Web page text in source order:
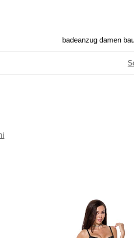
badeanzug damen